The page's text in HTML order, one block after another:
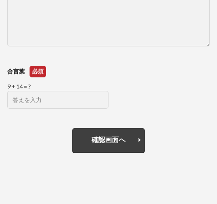
合言葉 必須
9 + 14 = ?
確認画面へ